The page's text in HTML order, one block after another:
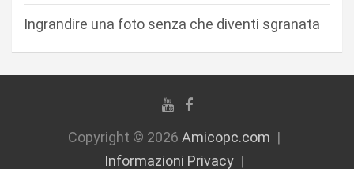
Ingrandire una foto senza che diventi sgranata
Copyright © 2026 Amicopc.com
Informazioni Privacy